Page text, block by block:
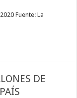
Fuente: La
DE